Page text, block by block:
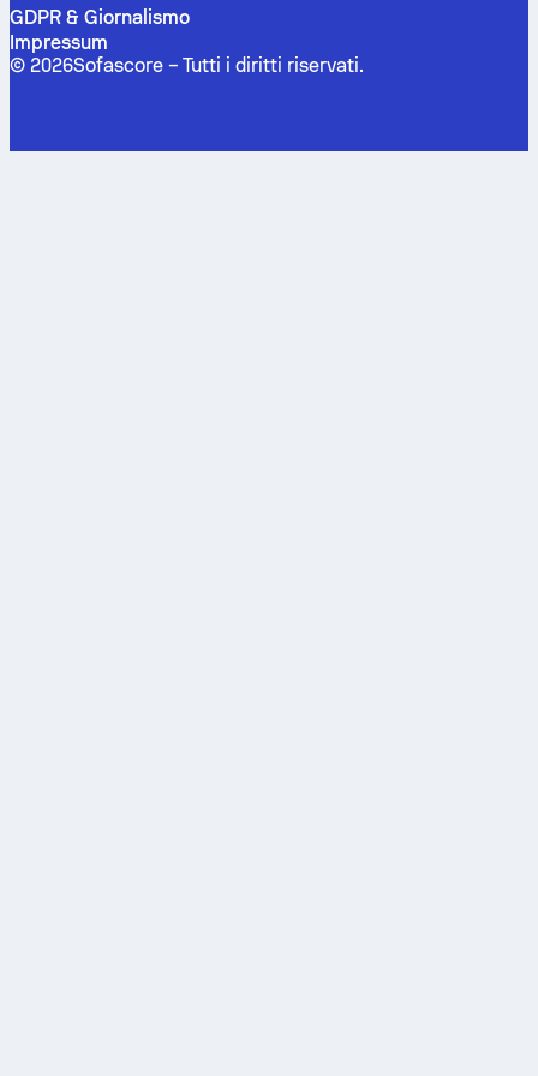
GDPR & Giornalismo
Impressum
© 2026Sofascore – Tutti i diritti riservati.